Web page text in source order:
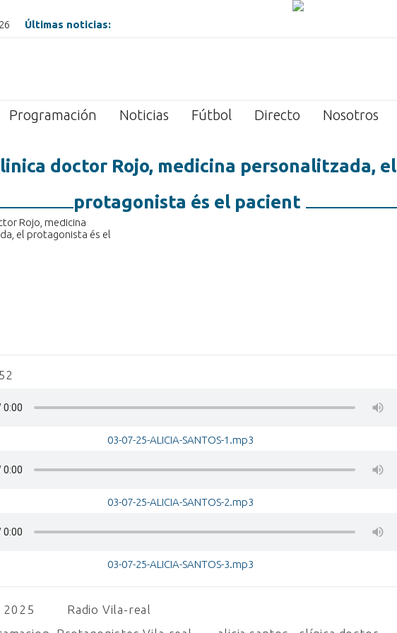
Últimas noticias:
Programación Noticias Fútbol Directo Nosotros
doctor Rojo, medicina personalitzada, el
protagonista és el pacient
03-07-25-ALICIA-SANTOS-1.mp3
03-07-25-ALICIA-SANTOS-2.mp3
03-07-25-ALICIA-SANTOS-3.mp3
2025
Radio Vila-real